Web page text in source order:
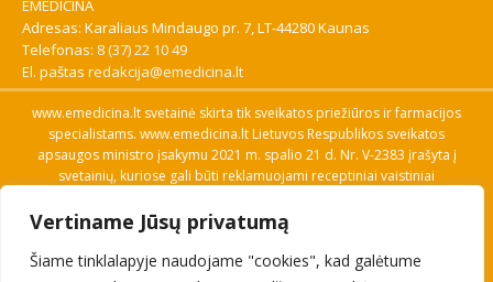
Vertiname Jūsų privatumą
Šiame tinklalapyje naudojame "cookies", kad galėtume
EMEDICINA
Adresas: Karaliaus Mindaugo pr. 7, LT-44280 Kaunas
Telefonas: 8 (37) 22 10 49
El. paštas redakcija@emedicina.lt
www.emedicina.lt svetainė skirta tik sveikatos priežiūros ir farmacijos
specialistams. www.emedicina.lt Lietuvos Respublikos sveikatos
apsaugos ministro įsakymu 2021 m. spalio 21 d. Nr. V-2383 įrašyta į
svetainių, kuriose gali būti reklamuojami receptiniai vaistiniai
savo profesinę kvalifikaciją. Naudingos nuorodos: Vaistų ir medicinos
pagalbos priemonių kainų paieška, VVKT tinklalapis, Sveikatos
priežiūros ar farmacijos specialisto pranešimo apie įtariamą